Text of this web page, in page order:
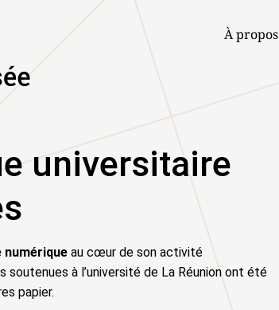
À propos
universitaire
numérique au cœur de son activité
à l’université de La Réunion ont été
papier.